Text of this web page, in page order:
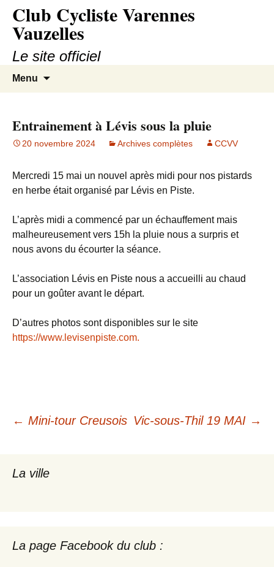
contenu
Club Cycliste Varennes
Vauzelles
Le site officiel
Menu
Entrainement à Lévis sous la pluie
20 novembre 2024 Archives complètes CCVV
Mercredi 15 mai un nouvel après midi pour nos pistards
en herbe était organisé par Lévis en Piste.
L’après midi a commencé par un échauffement mais
malheureusement vers 15h la pluie nous a surpris et
nous avons du écourter la séance.
L’association Lévis en Piste nous a accueilli au chaud
pour un goûter avant le départ.
D’autres photos sont disponibles sur le site
https://www.levisenpiste.com.
Navigation
des
← Mini-tour Creusois Vic-sous-Thil 19 MAI →
La ville
La page Facebook du club :